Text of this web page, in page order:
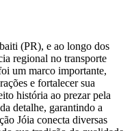
(PR), e ao longo dos
regional no transporte
um marco importante,
e fortalecer sua
história ao prezar pela
detalhe, garantindo a
Jóia conecta diversas